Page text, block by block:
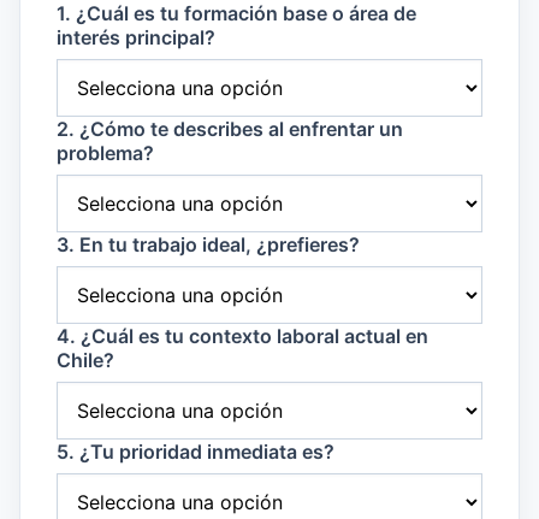
1. ¿Cuál es tu formación base o área de
interés principal?
2. ¿Cómo te describes al enfrentar un
problema?
3. En tu trabajo ideal, ¿prefieres?
4. ¿Cuál es tu contexto laboral actual en
Chile?
5. ¿Tu prioridad inmediata es?